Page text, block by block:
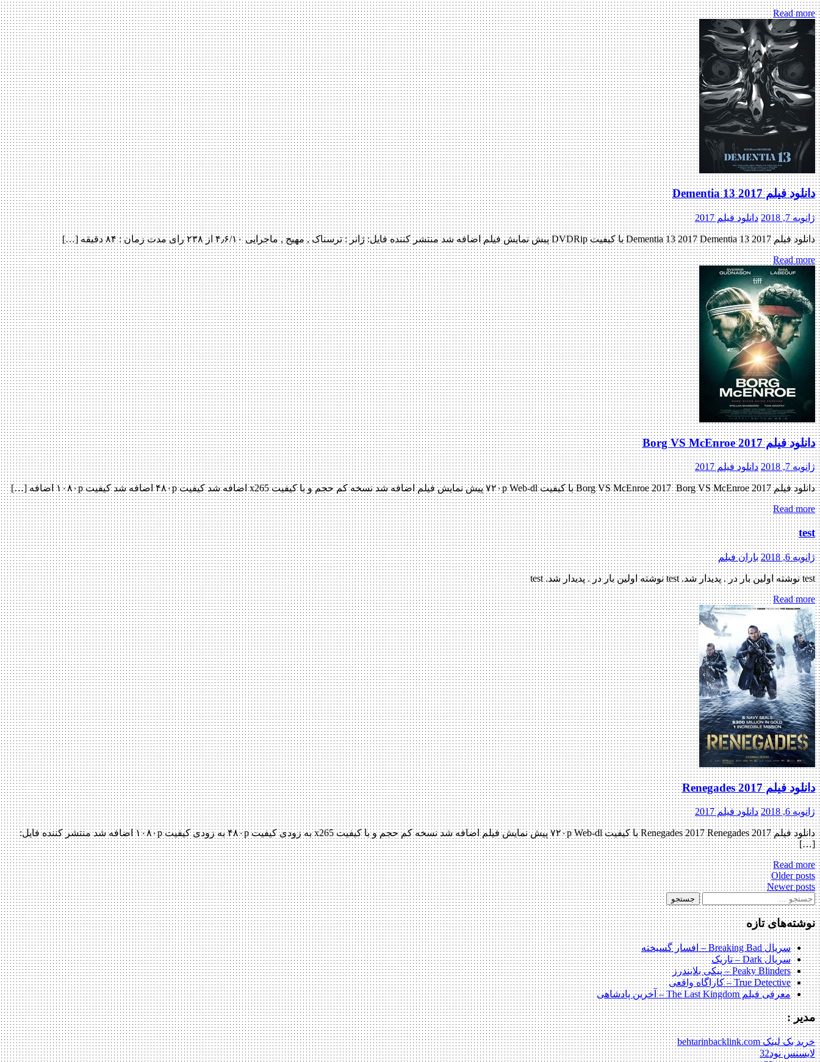
Read more
دانلود فیلم Dementia 13 2017
ژانویه 7, 2018 دانلود فیلم 2017
دانلود فیلم Dementia 13 2017 Dementia 13 2017 با کیفیت DVDRip پیش نمایش فیلم اضافه شد منتشر کننده فایل: ژانر : ترسناک , مهیج , ماجرایی ۴٫۶/۱۰ از ۲۳۸ رای مدت زمان : ۸۴ دقیقه […]
Read more
دانلود فیلم Borg VS McEnroe 2017
ژانویه 7, 2018 دانلود فیلم 2017
دانلود فیلم Borg VS McEnroe 2017 Borg VS McEnroe 2017 با کیفیت ۷۲۰p Web-dl پیش نمایش فیلم اضافه شد نسخه کم حجم و با کیفیت x265 اضافه شد کیفیت ۴۸۰p اضافه شد کیفیت ۱۰۸۰p اضافه […]
Read more
test
ژانویه 6, 2018 باران فیلم
test نوشته اولین بار در . پدیدار شد. test نوشته اولین بار در . پدیدار شد. test
Read more
دانلود فیلم Renegades 2017
ژانویه 6, 2018 دانلود فیلم 2017
دانلود فیلم Renegades 2017 Renegades 2017 با کیفیت ۷۲۰p Web-dl پیش نمایش فیلم اضافه شد نسخه کم حجم و با کیفیت x265 به زودی کیفیت ۴۸۰p به زودی کیفیت ۱۰۸۰p اضافه شد منتشر کننده فایل:
[…]
Read more
Posts
navigation
Older posts
Newer posts
جستجو
برای:
نوشته‌های تازه
سریال Breaking Bad – افسار گسیخته
سریال Dark – تاریک
Peaky Blinders – پیکی بلایندرز
True Detective – کاراگاه واقعی
معرفی فیلم The Last Kingdom – آخرین پادشاهی
مدیر :
خرید بک لینک behtarinbacklink.com
لایسنس نود32